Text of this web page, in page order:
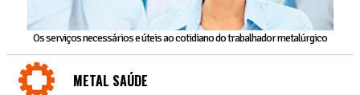
Os serviços necessários e úteis ao cotidiano do trabalhador metalúrgico
METAL SAÚDE